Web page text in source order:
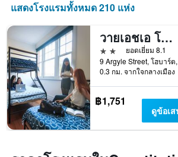
แสดงโรงแรมทั้งหมด 210 แห่ง
วายเอชเอ โฮบาร์ต เซ็นทรัล
2 ดาว
ยอดเยี่ยม 8.1
0.3 กม. จากใจกลางเมือง
฿1,751
ดูข้อเ